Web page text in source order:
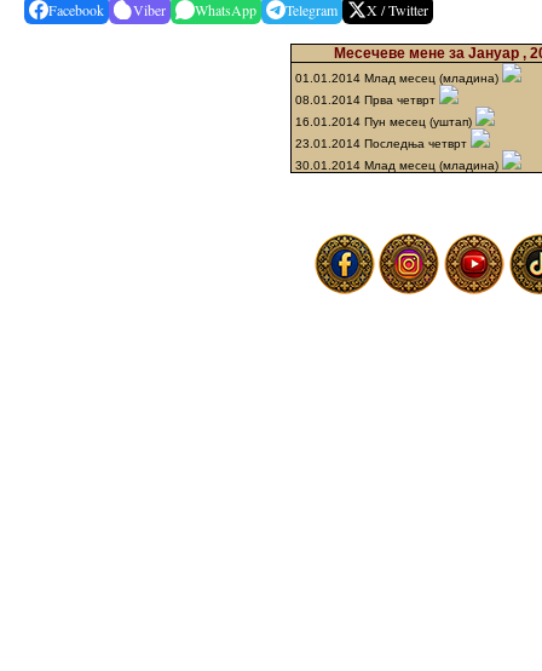
Facebook Viber WhatsApp Telegram X / Twitter
Месечеве мене за Јануар ,
01.01.2014 Млад месец (младина)
08.01.2014 Прва четврт
16.01.2014 Пун месец (уштап)
23.01.2014 Последња четврт
30.01.2014 Млад месец (младина)